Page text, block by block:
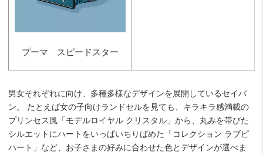
プーマ スピードスター
男女それぞれに向け、多種多様なデザインを展開しているセイバ
ン。 たとえば女の子向けランドセルを見ても、キラキラ感満載の
プリンセス風「モデルロイヤル クリスタル」から、丸みを帯びた
シルエットにハートをいっぱいちりばめた「コレクション ラブピ
ハート」など、お子さまの好みに合わせた色とデザインが選べま